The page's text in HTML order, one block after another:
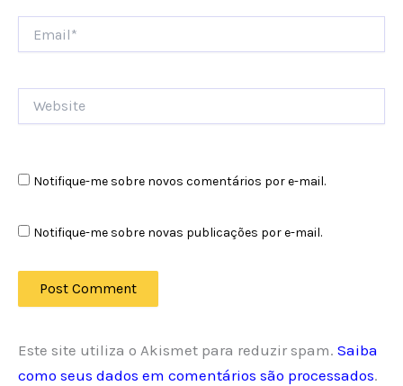
Notifique-me sobre novos comentários por e-mail.
Notifique-me sobre novas publicações por e-mail.
Este site utiliza o Akismet para reduzir spam. Saiba
como seus dados em comentários são processados.